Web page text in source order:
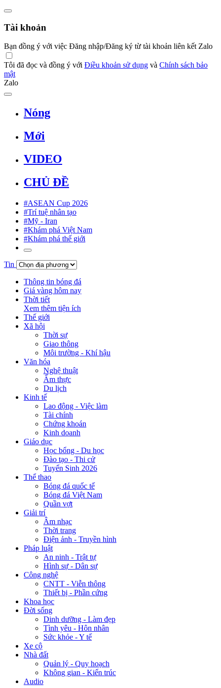
Tài khoản
Bạn đồng ý với việc Đăng nhập/Đăng ký từ tài khoản liên kết Zalo
Tôi đã đọc và đồng ý với Điều khoản sử dụng và Chính sách bảo
mật
Zalo
Nóng
Mới
VIDEO
CHỦ ĐỀ
#ASEAN Cup 2026
#Trí tuệ nhân tạo
#Mỹ - Iran
#Khám phá Việt Nam
#Khám phá thế giới
Tin
Thông tin bóng đá
Giá vàng hôm nay
Thời tiết
Xem thêm tiện ích
Thế giới
Xã hội
Thời sự
Giao thông
Môi trường - Khí hậu
Văn hóa
Nghệ thuật
Ẩm thực
Du lịch
Kinh tế
Lao động - Việc làm
Tài chính
Chứng khoán
Kinh doanh
Giáo dục
Học bổng - Du học
Đào tạo - Thi cử
Tuyển Sinh 2026
Thể thao
Bóng đá quốc tế
Bóng đá Việt Nam
Quần vợt
Giải trí
Âm nhạc
Thời trang
Điện ảnh - Truyền hình
Pháp luật
An ninh - Trật tự
Hình sự - Dân sự
Công nghệ
CNTT - Viễn thông
Thiết bị - Phần cứng
Khoa học
Đời sống
Dinh dưỡng - Làm đẹp
Tình yêu - Hôn nhân
Sức khỏe - Y tế
Xe cộ
Nhà đất
Quản lý - Quy hoạch
Không gian - Kiến trúc
Audio